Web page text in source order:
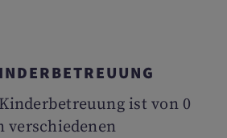
ist von 0
verschiedenen